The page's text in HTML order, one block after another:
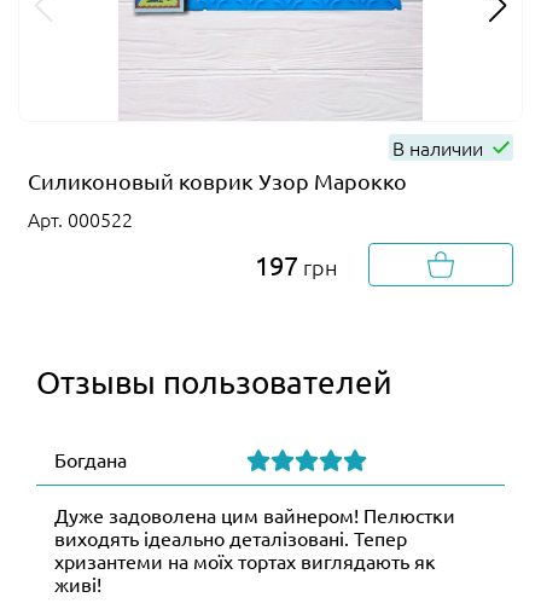
В наличии
Силиконовый коврик Узор Марокко
Арт. 000522
197 грн
Отзывы пользователей
Богдана
Дуже задоволена цим вайнером! Пелюстки
виходять ідеально деталізовані. Тепер
хризантеми на моїх тортах виглядають як
живі!